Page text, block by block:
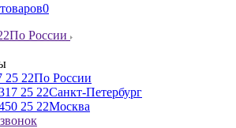
0
По России
25 22По России
25 22Санкт-Петербург
25 22Москва